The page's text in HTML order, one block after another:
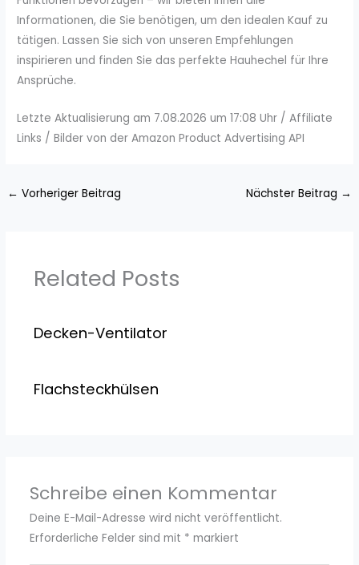
Informationen, die Sie benötigen, um den idealen Kauf zu
tätigen. Lassen Sie sich von unseren Empfehlungen
inspirieren und finden Sie das perfekte Hauhechel für Ihre
Ansprüche.
Letzte Aktualisierung am 7.08.2026 um 17:08 Uhr / Affiliate
Links / Bilder von der Amazon Product Advertising API
← Vorheriger Beitrag Nächster Beitrag →
Related Posts
Decken-Ventilator
Flachsteckhülsen
Schreibe einen Kommentar
Deine E-Mail-Adresse wird nicht veröffentlicht.
Erforderliche Felder sind mit * markiert